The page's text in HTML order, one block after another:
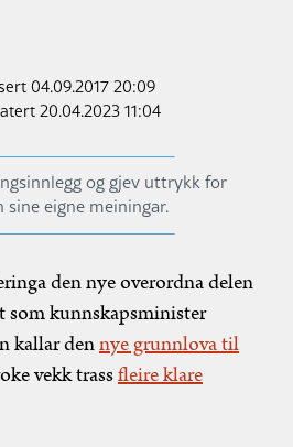
04.09.2017 20:09
20.04.2023 11:04
og gjev uttrykk for
sine eigne meiningar.
den nye overordna delen
som kunnskapsminister
kallar dennye grunnlova til
vekk trassfleire klare